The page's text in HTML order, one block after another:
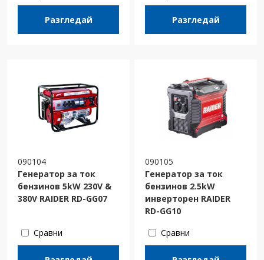
Разгледай Разгледай
090104
Генератор за ток
бензинов 5kW 230V &
380V RAIDER RD-GG07
Сравни
090105
Генератор за ток
бензинов 2.5kW
инверторен RAIDER
RD-GG10
Сравни